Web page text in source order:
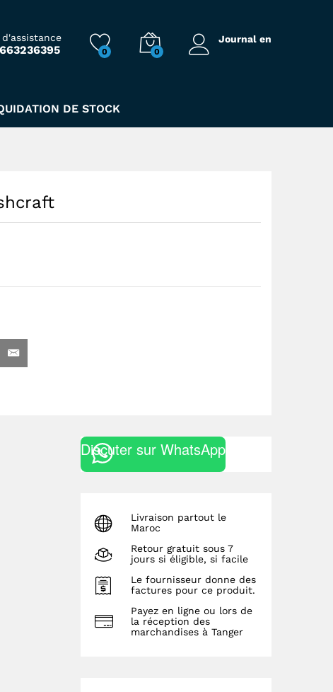
d'assistance
0 0
Journal en
DE STOCK
Discuter sur WhatsApp
Livraison partout le
Maroc
Retour gratuit sous 7
jours si éligible, si facile
Le fournisseur donne des
factures pour ce produit.
Payez en ligne ou lors de
la réception des
marchandises à Tanger